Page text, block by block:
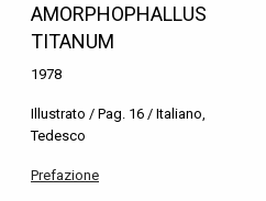
AMORPHOPHALLUS
TITANUM
1978
Illustrato / Pag. 16 / Italiano,
Tedesco
Prefazione